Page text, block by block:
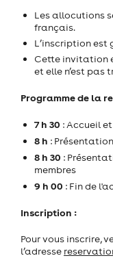
Les allocutions
français.
L’inscription
Cette invitation
et elle n’est pas
Programme de la
7 h 30 : Accueil
8 h :
8 h 30 :
membres
9 h 00 : Fin de
Inscription :
Pour vous inscrire,
l’adresse